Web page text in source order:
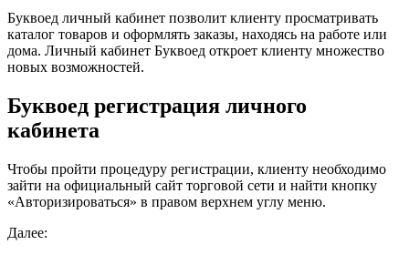
Буквоед личный кабинет позволит клиенту просматривать
каталог товаров и оформлять заказы, находясь на работе или
дома. Личный кабинет Буквоед откроет клиенту множество
новых возможностей.
Буквоед регистрация личного
кабинета
Чтобы пройти процедуру регистрации, клиенту необходимо
зайти на официальный сайт торговой сети и найти кнопку
«Авторизироваться» в правом верхнем углу меню.
Далее: